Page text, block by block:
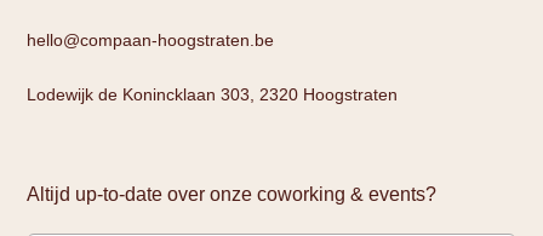
hello@compaan-hoogstraten.be
Lodewijk de Konincklaan 303, 2320 Hoogstraten
Altijd up-to-date over onze coworking & events?